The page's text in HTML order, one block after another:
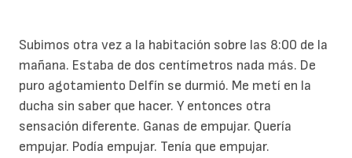
Subimos otra vez a la habitación sobre las 8:00 de la
mañana. Estaba de dos centímetros nada más. De
puro agotamiento Delfín se durmió. Me metí en la
ducha sin saber que hacer. Y entonces otra
sensación diferente. Ganas de empujar. Quería
empujar. Podía empujar. Tenía que empujar.